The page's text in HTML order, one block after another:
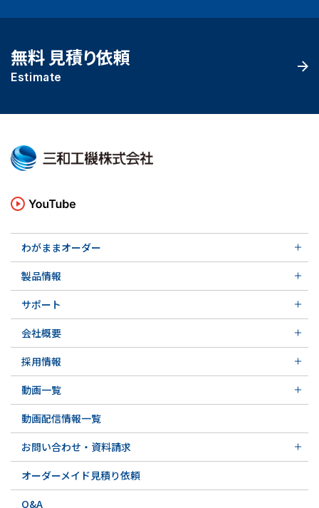
無料 見積り依頼
Estimate
わがままオーダー
メカニカルシール
実例ご紹介
その他の導入事例
軸受け付きシールユニット
実例ご紹介
その他の導入事例
製品情報
汎用形メカニカルシール
特殊用途用メカニカルシール
メカニカルシールの不思議
サポート
サポート トップ
実例ご紹介
会社概要
会社概要 トップ
会社沿革
関連会社
採用情報
採用情報 トップ
先輩の声
募集要項&FAQ
動画一覧
動画一覧 トップ
初級講座
専門用語の解説
動画配信情報一覧
お問い合わせ・資料請求
お問い合わせ・資料請求 トップ
お問い合わせ例一覧
オーダーメイド見積り依頼
Q&A